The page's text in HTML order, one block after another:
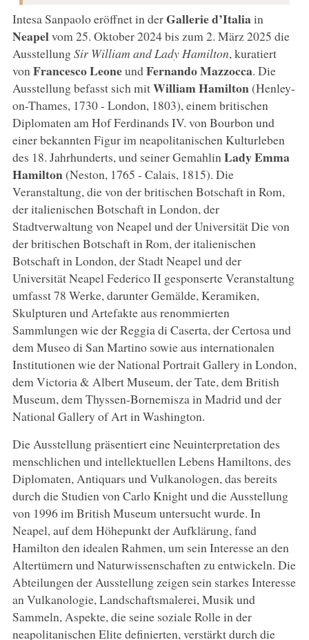
Intesa Sanpaolo eröffnet in derGallerie d’Italiain
Neapelvom 25. Oktober 2024 bis zum 2. März 2025 die
AusstellungSir William and Lady Hamilton, kuratiert
von FrancescoLeoneundFernandoMazzocca. Die
Ausstellung befasst sich mitWilliam Hamilton(Henley-
on-Thames, 1730 - London, 1803), einem britischen
Diplomaten am Hof Ferdinands IV. von Bourbon und
einer bekannten Figur im neapolitanischen Kulturleben
des 18. Jahrhunderts, und seiner Gemahlin Lady Emma
Hamilton(Neston, 1765 - Calais, 1815). Die
Veranstaltung, die von der britischen Botschaft in Rom,
der italienischen Botschaft in London, der
Stadtverwaltung von Neapel und der Universität Die von
der britischen Botschaft in Rom, der italienischen
Botschaft in London, der Stadt Neapel und der
Universität Neapel Federico II gesponserte Veranstaltung
umfasst 78 Werke, darunter Gemälde, Keramiken,
Skulpturen und Artefakte aus renommierten
Sammlungen wie der Reggia di Caserta, der Certosa und
dem Museo di San Martino sowie aus internationalen
Institutionen wie der National Portrait Gallery in London,
dem Victoria & Albert Museum, der Tate, dem British
Museum, dem Thyssen-Bornemisza in Madrid und der
National Gallery of Art in Washington.
Die Ausstellung präsentiert eine Neuinterpretation des
menschlichen und intellektuellen Lebens Hamiltons, des
Diplomaten, Antiquars und Vulkanologen, das bereits
durch die Studien von Carlo Knight und die Ausstellung
von 1996 im British Museum untersucht wurde. In
Neapel, auf dem Höhepunkt der Aufklärung, fand
Hamilton den idealen Rahmen, um sein Interesse an den
Altertümern und Naturwissenschaften zu entwickeln. Die
Abteilungen der Ausstellung zeigen sein starkes Interesse
an Vulkanologie, Landschaftsmalerei, Musik und
Sammeln, Aspekte, die seine soziale Rolle in der
neapolitanischen Elite definierten, verstärkt durch die